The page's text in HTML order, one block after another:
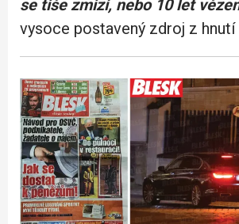
se tiše zmizí, nebo 10 let
vysoce postavený zdroj z hnutí